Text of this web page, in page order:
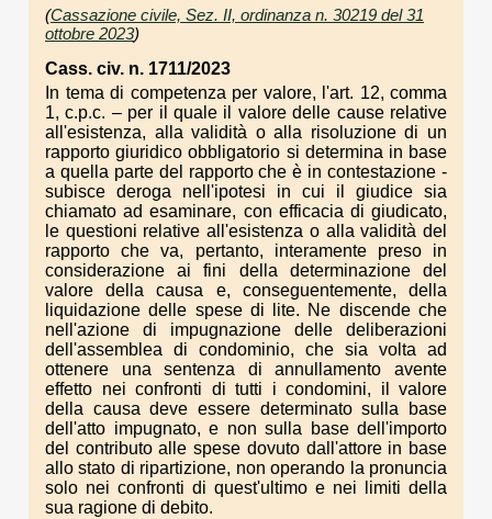
(Cassazione civile, Sez. II, ordinanza n. 30219 del 31
ottobre 2023)
Cass. civ. n. 1711/2023
In tema di competenza per valore, l'art. 12, comma
1, c.p.c. – per il quale il valore delle cause relative
all'esistenza, alla validità o alla risoluzione di un
rapporto giuridico obbligatorio si determina in base
a quella parte del rapporto che è in contestazione -
subisce deroga nell'ipotesi in cui il giudice sia
chiamato ad esaminare, con efficacia di giudicato,
le questioni relative all'esistenza o alla validità del
rapporto che va, pertanto, interamente preso in
considerazione ai fini della determinazione del
valore della causa e, conseguentemente, della
liquidazione delle spese di lite. Ne discende che
nell'azione di impugnazione delle deliberazioni
dell'assemblea di condominio, che sia volta ad
ottenere una sentenza di annullamento avente
effetto nei confronti di tutti i condomini, il valore
della causa deve essere determinato sulla base
dell'atto impugnato, e non sulla base dell'importo
del contributo alle spese dovuto dall'attore in base
allo stato di ripartizione, non operando la pronuncia
solo nei confronti di quest'ultimo e nei limiti della
sua ragione di debito.